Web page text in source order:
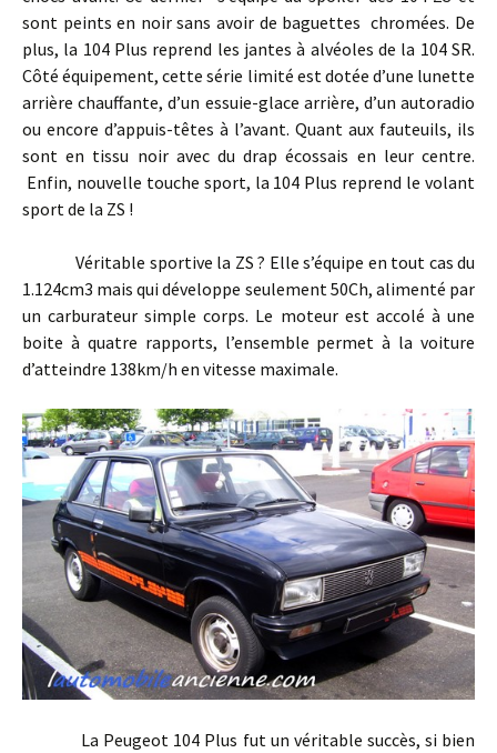
sont peints en noir sans avoir de baguettes chromées. De
plus, la 104 Plus reprend les jantes à alvéoles de la 104 SR.
Côté équipement, cette série limité est dotée d’une lunette
arrière chauffante, d’un essuie-glace arrière, d’un autoradio
ou encore d’appuis-têtes à l’avant. Quant aux fauteuils, ils
sont en tissu noir avec du drap écossais en leur centre.
Enfin, nouvelle touche sport, la 104 Plus reprend le volant
sport de la ZS !
Véritable sportive la ZS ? Elle s’équipe en tout cas du
1.124cm3 mais qui développe seulement 50Ch, alimenté par
un carburateur simple corps. Le moteur est accolé à une
boite à quatre rapports, l’ensemble permet à la voiture
d’atteindre 138km/h en vitesse maximale.
La Peugeot 104 Plus fut un véritable succès, si bien